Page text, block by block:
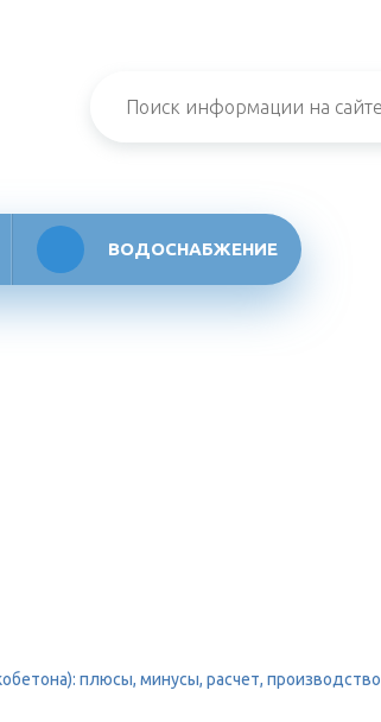
ВОДОСНАБЖЕНИЕ
плюсы, минусы, расчет, производство